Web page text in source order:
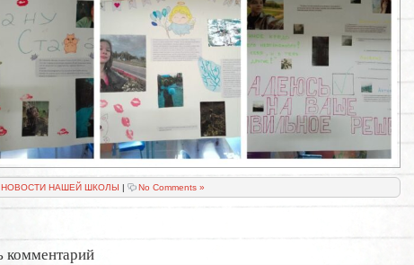
НОВОСТИ НАШЕЙ ШКОЛЫ | No Comments »
комментарий